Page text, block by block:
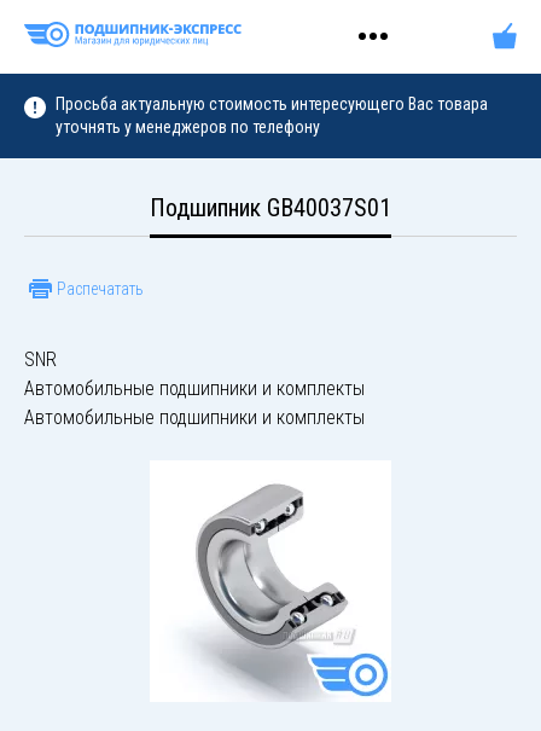
Просьба актуальную стоимость интересующего Вас товара
уточнять у менеджеров по телефону
Подшипник GB40037S01
Распечатать
SNR
Автомобильные подшипники и комплекты
Автомобильные подшипники и комплекты